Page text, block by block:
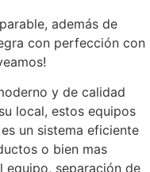
además de
con perfección con
y de calidad
local, estos equipos
un sistema eficiente
o bien mas
equipo, separación de